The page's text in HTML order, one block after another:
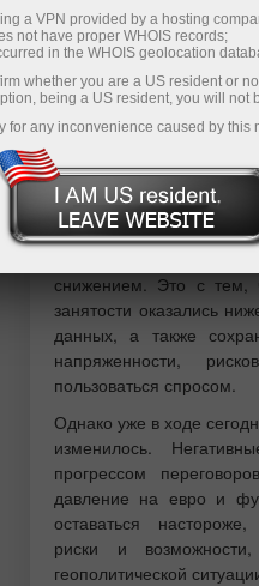
Американский доллар
против евро, фунта и
из-за обострившейся
В прошлую пятницу
неоднозначных
геополитической
числа занятых в
снижением. Это с тем,
занятости оказались
данных, а также
напряженности,
пользоваться спросом.
Однако уже в ходе
изменилось.
прогрессом
давление на евро и
оставаться
риски и
геополитической
a VPN provided by a hosting
not have proper WHOIS records;
in the WHOIS geolocation
whether you are a US resident or
being a US resident, you will not
for any inconvenience caused by this